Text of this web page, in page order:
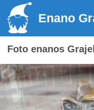
Enano
Foto enanos